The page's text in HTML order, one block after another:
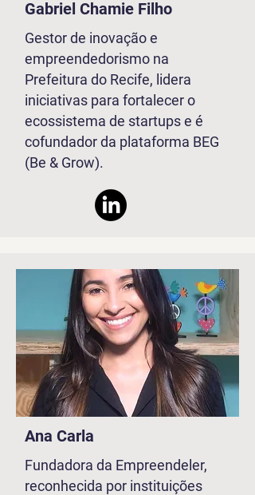
Gabriel Chamie Filho
Gestor de inovação e
empreendedorismo na
Prefeitura do Recife, lidera
iniciativas para fortalecer o
ecossistema de startups e é
cofundador da plataforma BEG
(Be & Grow).
Ana Carla
Fundadora da Empreendeler,
reconhecida por instituições